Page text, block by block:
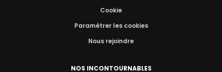
Cookie
Paramétrer les cookies
Nous rejoindre
NOS INCONTOURNABLES